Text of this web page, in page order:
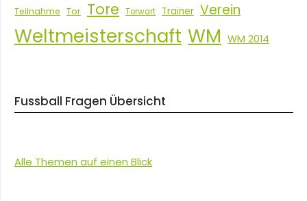
Teilnahme Tor Tore Torwart Trainer Verein
Weltmeisterschaft WM WM 2014
Fussball Fragen Übersicht
Alle Themen auf einen Blick